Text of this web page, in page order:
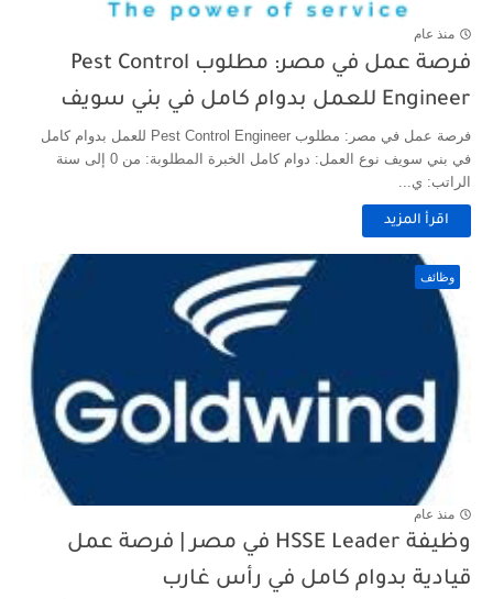
منذ عام
فرصة عمل في مصر: مطلوب Pest Control
Engineer للعمل بدوام كامل في بني سويف
فرصة عمل في مصر: مطلوب Pest Control Engineer للعمل بدوام كامل
في بني سويف نوع العمل: دوام كامل الخبرة المطلوبة: من 0 إلى سنة
الراتب: ي...
اقرأ المزيد
وظائف
منذ عام
وظيفة HSSE Leader في مصر | فرصة عمل
قيادية بدوام كامل في رأس غارب